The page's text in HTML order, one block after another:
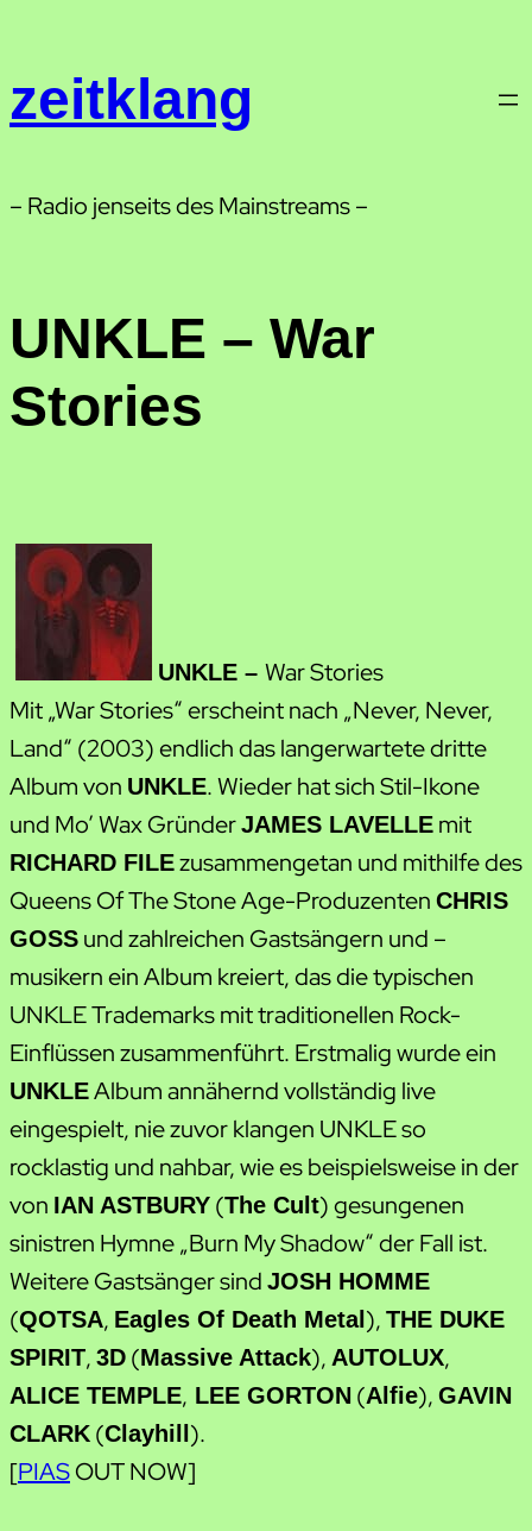
springen
zeitklang
– Radio jenseits des Mainstreams –
UNKLE – War
Stories
UNKLE – War Stories
Mit „War Stories“ erscheint nach „Never, Never,
Land“ (2003) endlich das langerwartete dritte
Album von UNKLE. Wieder hat sich Stil-Ikone
und Mo’ Wax GründerJAMES LAVELLE mit
RICHARD FILEzusammengetan und mithilfe des
Queens Of The Stone Age-Produzenten CHRIS
GOSS und zahlreichen Gastsängern und –
musikern ein Album kreiert, das die typischen
UNKLE Trademarks mit traditionellen Rock-
Einflüssen zusammenführt. Erstmalig wurde ein
UNKLEAlbum annähernd vollständig live
eingespielt, nie zuvor klangen UNKLE so
rocklastig und nahbar, wie es beispielsweise in der
von IAN ASTBURY (The Cult) gesungenen
sinistren Hymne „Burn My Shadow“ der Fall ist.
Weitere Gastsänger sind JOSH HOMME
(QOTSA, Eagles Of Death Metal ), THE DUKE
SPIRIT, 3D (Massive Attack), AUTOLUX,
ALICE TEMPLE, LEE GORTON (Alfie), GAVIN
CLARK (Clayhill ).
[PIASOUT NOW]